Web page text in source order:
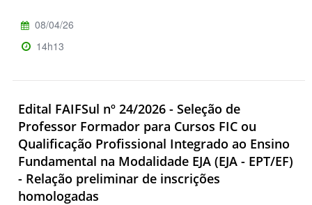
08/04/26
14h13
Edital FAIFSul nº 24/2026 - Seleção de
Professor Formador para Cursos FIC ou
Qualificação Profissional Integrado ao Ensino
Fundamental na Modalidade EJA (EJA - EPT/EF)
- Relação preliminar de inscrições
homologadas